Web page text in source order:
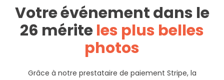
Votre événement dans le
26 mériteles plus belles
photos
Grâce à notre prestataire de paiement Stripe, la